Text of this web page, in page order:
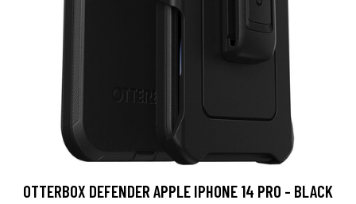
OTTERBOX DEFENDER APPLE IPHONE 14 PRO - BLACK